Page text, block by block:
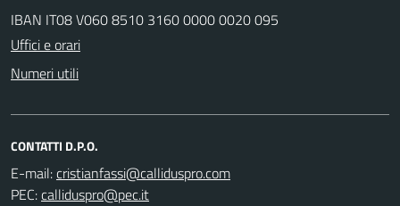
IBAN IT08 V060 8510 3160 0000 0020 095
Uffici e orari
Numeri utili
CONTATTI D.P.O.
E-mail:
PEC: